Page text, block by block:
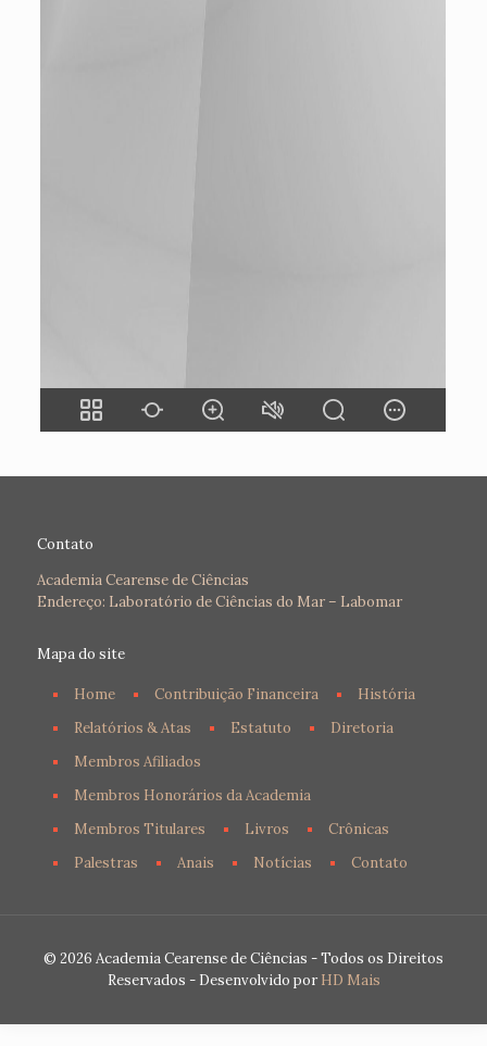
Contato
Academia Cearense de Ciências
Endereço: Laboratório de Ciências do Mar – Labomar
Mapa do site
Home Contribuição Financeira
História
Relatórios & Atas
Estatuto
Diretoria
Membros Afiliados
Membros Honorários da Academia
Membros Titulares
Livros
Crônicas
Palestras
Anais Notícias Contato
© 2026 Academia Cearense de Ciências - Todos os Direitos
Reservados - Desenvolvido por HD Mais